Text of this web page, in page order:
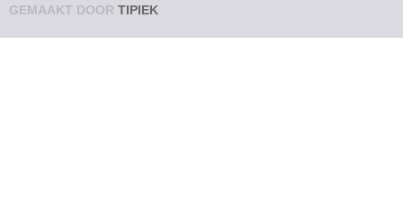
GEMAAKT DOOR TIPIEK